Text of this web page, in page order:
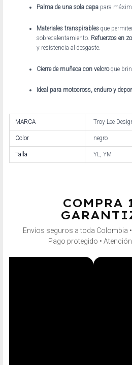
Palma de una sola capapara
Materiales transpirablesque
sobrecalentamiento. Refuerzos en
y resistencia al desgaste.
Cierre de muñeca con velcroque
Ideal para motocross, enduro y
MARCA Troy Lee
Color negro
Talla YL, YM
COMPRA
Envíos seguros a toda Colombia
Pago protegido •